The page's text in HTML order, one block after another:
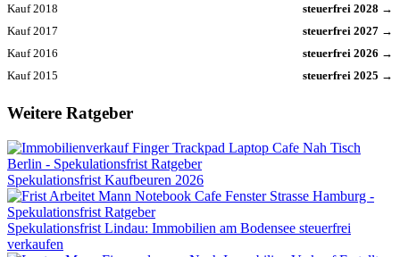
Kauf 2018
steuerfrei 2028 →
Kauf 2017
steuerfrei 2027 →
Kauf 2016
steuerfrei 2026 →
Kauf 2015
steuerfrei 2025 →
Weitere Ratgeber
Spekulationsfrist Kaufbeuren 2026
Spekulationsfrist Lindau: Immobilien am Bodensee steuerfrei
verkaufen